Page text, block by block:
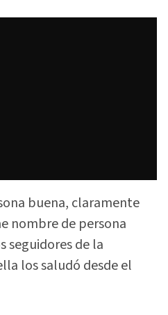
buena, claramente
nombre de persona
seguidores de la
los saludó desde el